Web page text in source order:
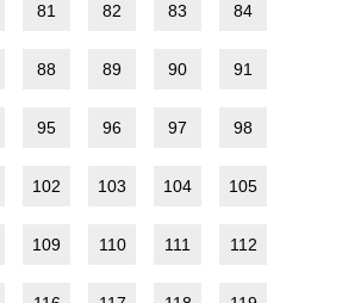
81 82 83 84
88 89 90 91
95 96 97 98
102 103 104 105
109 110 111 112